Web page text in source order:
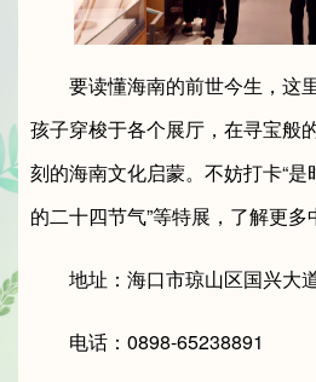
要读懂海南的前世今生，这
孩子穿梭于各个展厅，在寻宝般
刻的海南文化启蒙。不妨打卡“
的二十四节气”等特展，了解更多
地址：海口市琼山区国兴大
电话：0898-65238891